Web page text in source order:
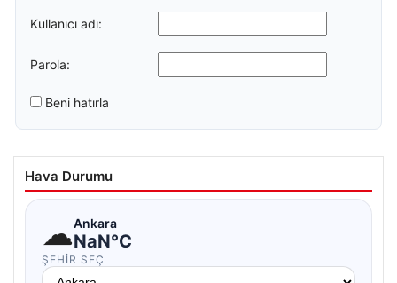
Kullanıcı adı:
Parola:
Beni hatırla
Hava Durumu
☁Ankara
NaN°C
ŞEHIR SEÇ